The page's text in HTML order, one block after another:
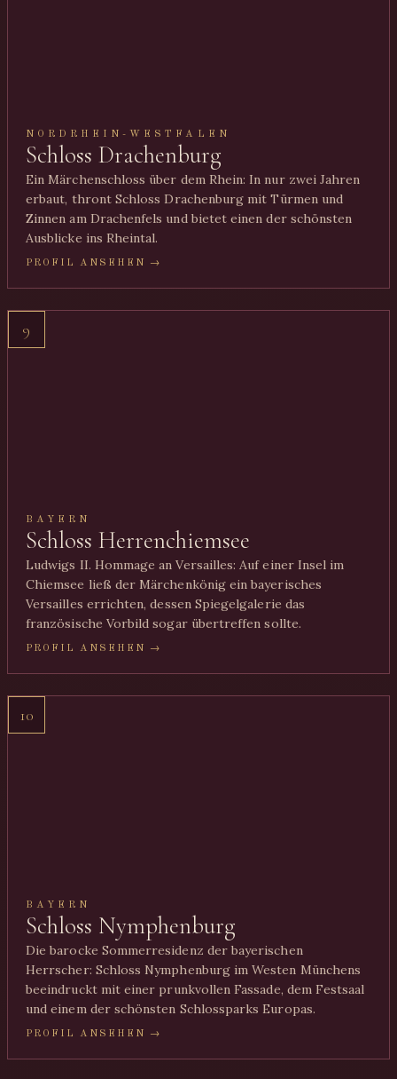
NORDRHEIN-WESTFALEN
Schloss Drachenburg
Ein Märchenschloss über dem Rhein: In nur zwei Jahren
erbaut, thront Schloss Drachenburg mit Türmen und
Zinnen am Drachenfels und bietet einen der schönsten
Ausblicke ins Rheintal.
PROFIL ANSEHEN →
9
BAYERN
Schloss Herrenchiemsee
Ludwigs II. Hommage an Versailles: Auf einer Insel im
Chiemsee ließ der Märchenkönig ein bayerisches
Versailles errichten, dessen Spiegelgalerie das
französische Vorbild sogar übertreffen sollte.
PROFIL ANSEHEN →
10
BAYERN
Schloss Nymphenburg
Die barocke Sommerresidenz der bayerischen
Herrscher: Schloss Nymphenburg im Westen Münchens
beeindruckt mit einer prunkvollen Fassade, dem Festsaal
und einem der schönsten Schlossparks Europas.
PROFIL ANSEHEN →